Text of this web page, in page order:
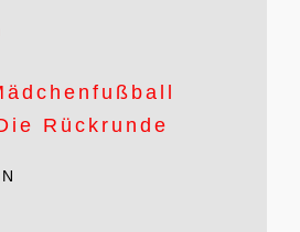
Rückrunde